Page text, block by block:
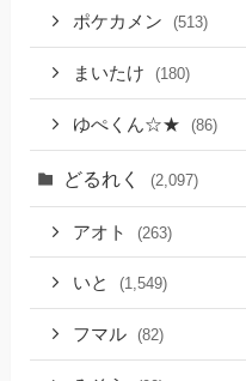
ポケカメン (513)
まいたけ (180)
ゆぺくん☆★ (86)
どるれく (2,097)
アオト (263)
いと (1,549)
フマル (82)